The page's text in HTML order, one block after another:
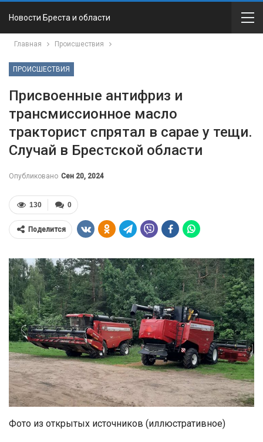
Новости Бреста и области
Главная Происшествия
ПРОИСШЕСТВИЯ
Присвоенные антифриз и
трансмиссионное масло
тракторист спрятал в сарае у тещи.
Случай в Брестской области
Опубликовано Сен 20, 2024
0
130
Поделится
Фото из открытых источников (иллюстративное)